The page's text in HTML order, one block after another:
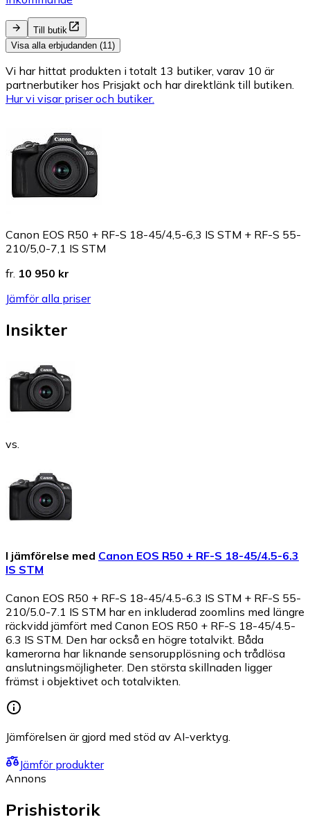
Till butik
Visa alla erbjudanden (11)
Vi har hittat produkten i totalt 13 butiker, varav 10 är
partnerbutiker hos Prisjakt och har direktlänk till butiken.
Hur vi visar priser och butiker.
Canon EOS R50 + RF-S 18-45/4,5-6,3 IS STM + RF-S 55-
210/5,0-7,1 IS STM
fr. 10 950 kr
Jämför alla priser
Insikter
vs.
I jämförelse med Canon EOS R50 + RF-S 18-45/4.5-6.3
IS STM
Canon EOS R50 + RF-S 18-45/4.5-6.3 IS STM + RF-S 55-
210/5.0-7.1 IS STM har en inkluderad zoomlins med längre
räckvidd jämfört med Canon EOS R50 + RF-S 18-45/4.5-
6.3 IS STM. Den har också en högre totalvikt. Båda
kamerorna har liknande sensorupplösning och trådlösa
anslutningsmöjligheter. Den största skillnaden ligger
främst i objektivet och totalvikten.
Jämförelsen är gjord med stöd av AI-verktyg.
Jämför produkter
Annons
Prishistorik